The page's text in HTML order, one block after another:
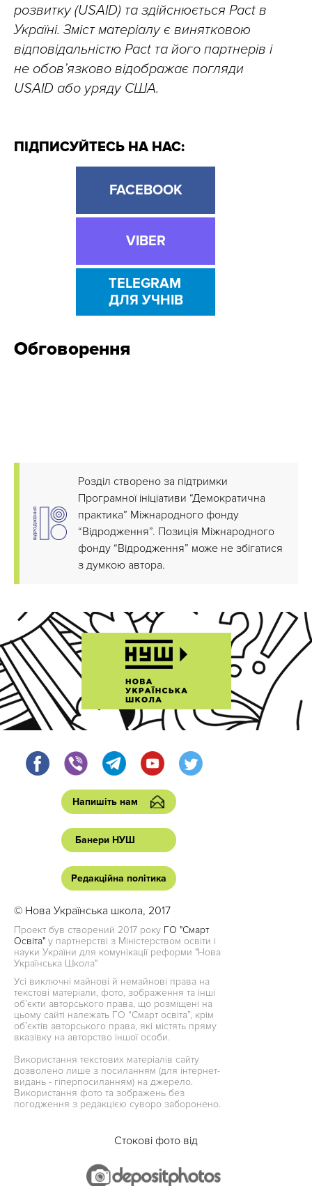
розвитку (USAID) та здійснюється Pact в
Україні. Зміст матеріалу є винятковою
відповідальністю Pact та його партнерів і
не обов’язково відображає погляди
USAID або уряду США.
ПІДПИСУЙТЕСЬ НА НАС:
FACEBOOK
VIBER
TELEGRAM
ДЛЯ УЧНІВ
Обговорення
Розділ створено за підтримки
Програмної ініціативи “Демократична
практика” Міжнародного фонду
“Відродження”. Позиція Міжнародного
фонду “Відродження” може не збігатися
з думкою автора.
Напишіть нам
Банери НУШ
Редакційна політика
© Нова Українська школа, 2017
Проект був створений 2017 року ГО "Смарт
Освіта" у партнерстві з Міністерством освіти і
науки України для комунікації реформи "Нова
Українська Школа"
Усі виключні майнові й немайнові права на
текстові матеріали, фото, зображення та інші
об’єкти авторського права, що розміщені на
цьому сайті належать ГО “Смарт освіта”, крім
об’єктів авторського права, які містять пряму
вказівку на авторство іншої особи.
Використання текстових матеріалів сайту
дозволено лише з посиланням (для інтернет-
видань - гіперпосиланням) на джерело.
Використання фото та зображень без
погодження з редакцією суворо заборонено.
Стокові фото від